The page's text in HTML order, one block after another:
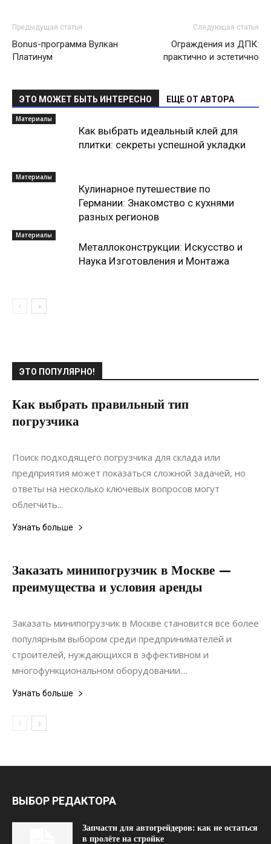
Предыдущая статья
Bonus-программа Вулкан
Платинум
Следующая статья
Ограждения из ДПК:
практично и эстетично
ЭТО МОЖЕТ БЫТЬ ИНТЕРЕСНО ЕЩЕ ОТ АВТОРА
Материалы
Как выбрать идеальный клей для
плитки: секреты успешной укладки
Материалы
Кулинарное путешествие по
Германии: Знакомство с кухнями
разных регионов
Материалы
Металлоконструкции: Искусство и
Наука Изготовления и Монтажа
ЭТО ПОПУЛЯРНО!
Как выбрать правильный тип
погрузчика
07.10.2021
Поиск подходящего погрузчика для склада или
предприятия может показаться сложной задачей, но
ответы на несколько ключевых вопросов могут
облегчить...
Узнать больше
Заказать минипогрузчик в Москве —
преимущества и условия аренды
29.05.2022
Заказать минипогрузчик в Москве становится все более
популярным выбором среди предпринимателей и
строителей, нуждающихся в эффективном и
многофункциональном оборудовании....
Узнать больше
ВЫБОР РЕДАКТОРА
Запчасти для автогрейдеров: как не остаться
в пролёте на стройке